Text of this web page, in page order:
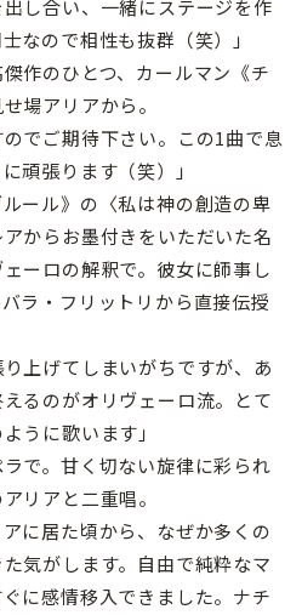
出し合い、一緒にステージを作
なので相性も抜群（笑）」
作のひとつ、カールマン《チ
場アリアから。
のでご期待下さい。この1曲で息
頑張ります（笑）」
ール》の〈私は神の創造の卑
からお墨付きをいただいた名
ーロの解釈で。彼女に師事し
ラ・フリットリから直接伝授
上げてしまいがちですが、あ
るのがオリヴェーロ流。とて
うに歌います」
で。甘く切ない旋律に彩られ
リアと二重唱。
に居た頃から、なぜか多くの
気がします。自由で純粋なマ
に感情移入できました。ナチ